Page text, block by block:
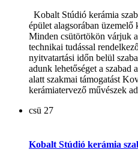
Kobalt Stúdió kerámia
épület alagsorában üzemelő
Minden csütörtökön várjuk
technikai tudással
nyitvatartási időn belül
adunk lehetőséget a szabad
alatt szakmai támogatást
kerámiatervező művészek
csü 27
Kobalt Stúdió kerámia